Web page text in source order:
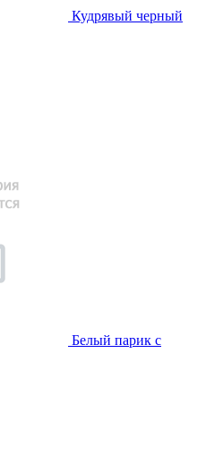
Кудрявый черный
Белый парик с